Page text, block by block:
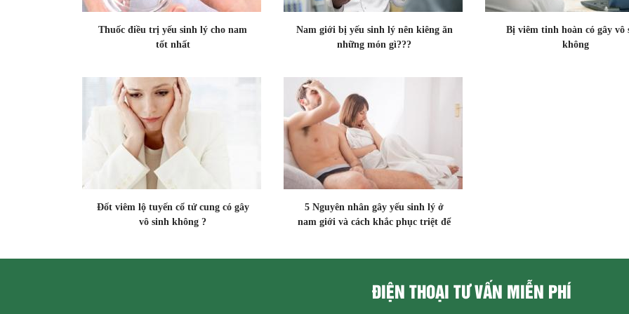
Thuốc điều trị yếu sinh lý cho nam
tốt nhất
Nam giới bị yếu sinh lý nên kiêng ăn
những món gì???
Bị viêm tinh hoàn có gây vô
không
Đốt viêm lộ tuyến cổ tử cung có gây
vô sinh không ?
5 Nguyên nhân gây yếu sinh lý ở
nam giới và cách khắc phục triệt để
ĐIỆN THOẠI TƯ VẤN MIỄN PHÍ